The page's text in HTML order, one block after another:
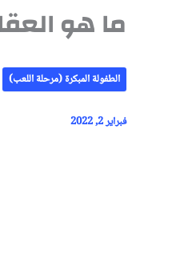
ما هو
الطفولة المبكرة (مرحلة اللعب)
فبراير 2, 2022